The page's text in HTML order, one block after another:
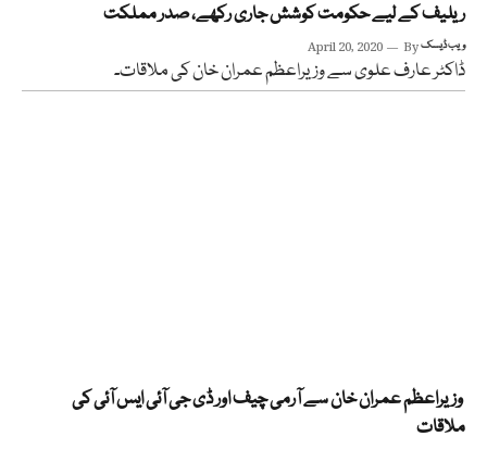
ریلیف کے لیے حکومت کوشش جاری رکھے، صدر مملکت
April 20, 2020 Byویب ڈیسک
ڈاکٹر عارف علوی سے وزیراعظم عمران خان کی ملاقات۔
وزیراعظم عمران خان سے آرمی چیف اور ڈی جی آئی ایس آئی کی
ملاقات